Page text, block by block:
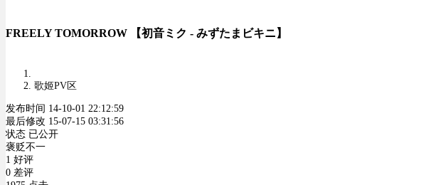
FREELY TOMORROW 【初音ミク - みずたまビキニ】
歌姬PV区
发布时间 14-10-01 22:12:59
最后修改 15-07-15 03:31:56
状态 已公开
褒贬不一
1 好评
0 差评